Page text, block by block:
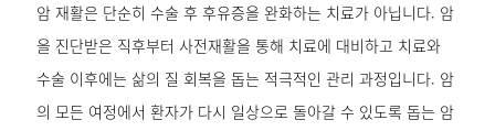
암 재활은 단순히 수술 후 후유증을 완화하는 치료가 아닙니다. 암
을 진단받은 직후부터 사전재활을 통해 치료에 대비하고 치료와
수술 이후에는 삶의 질 회복을 돕는 적극적인 관리 과정입니다. 암
의 모든 여정에서 환자가 다시 일상으로 돌아갈 수 있도록 돕는 암